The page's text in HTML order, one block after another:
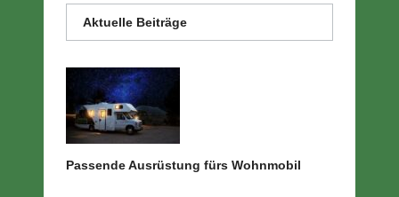
Aktuelle Beiträge
Passende Ausrüstung fürs Wohnmobil